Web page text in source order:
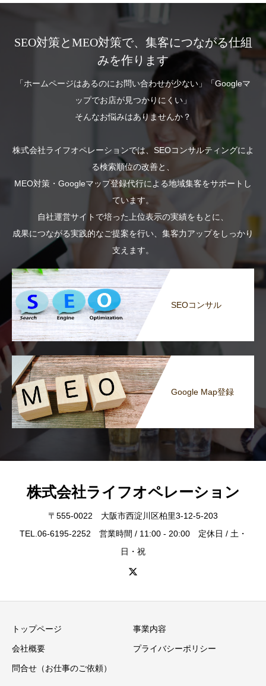
SEO対策とMEO対策で、集客につながる仕組
みを作ります
「ホームページはあるのにお問い合わせが少ない」「Googleマ
ップでお店が見つかりにくい」
そんなお悩みはありませんか？
株式会社ライフオペレーションでは、SEOコンサルティングによ
る検索順位の改善と、
MEO対策・Googleマップ登録代行による地域集客をサポートし
ています。
自社運営サイトで培った上位表示の実績をもとに、
成果につながる実践的なご提案を行い、集客力アップをしっかり
支えます。
SEOコンサル
Google Map登録
株式会社ライフオペレーション
〒555-0022 大阪市西淀川区柏里3-12-5-203
TEL.06-6195-2252 営業時間 / 11:00 - 20:00 定休日 / 土・
日・祝
トップページ 事業内容
会社概要 プライバシーポリシー
問合せ（お仕事のご依頼）